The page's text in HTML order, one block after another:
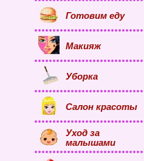
Готовим еду
Макияж
Уборка
Салон красоты
Уход за
малышами